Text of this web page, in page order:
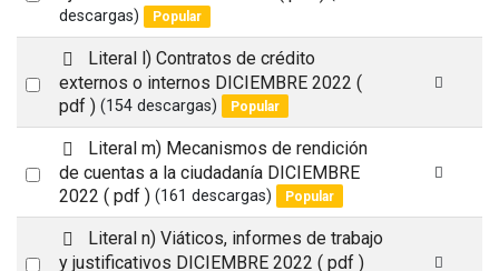
f
a
l
t
descargas)
Popular
Select
d
e
f
a
l
t
Literal l) Contratos de crédito
externos o internos DICIEMBRE 2022 (
pdf ) (154 descargas) Popular
Select
d
e
f
a
l
Literal m) Mecanismos de rendición
de cuentas a la ciudadanía DICIEMBRE
2022 ( pdf ) (161 descargas) Popular
Select
d
e
Literal n) Viáticos, informes de trabajo
y justificativos DICIEMBRE 2022 ( pdf )